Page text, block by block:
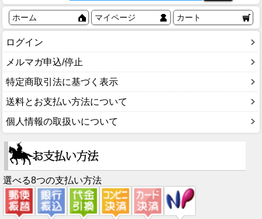
ホーム マイページ カート
ログイン
メルマガ申込/停止
特定商取引法に基づく表示
送料とお支払い方法について
個人情報の取扱いについて
選べる8つの支払い方法